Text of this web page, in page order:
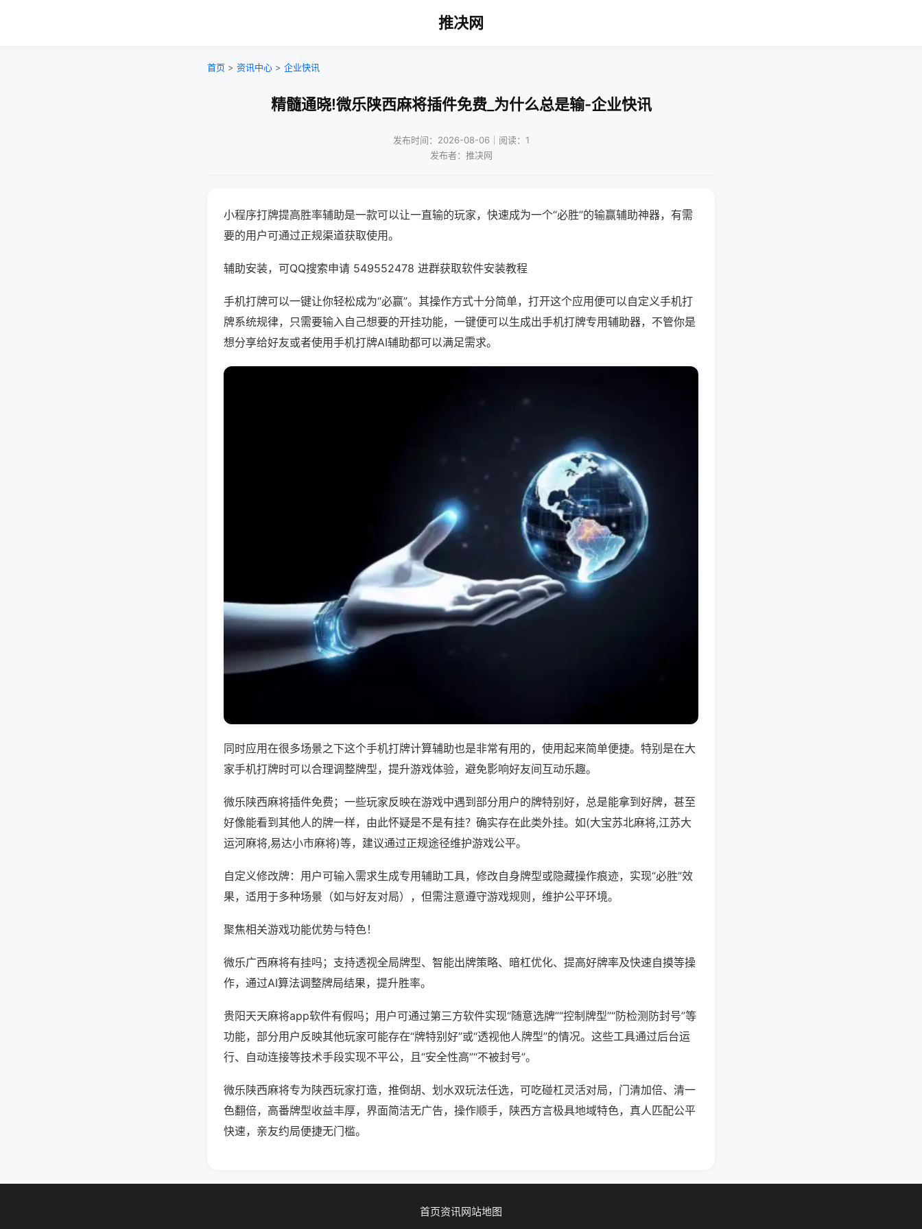
推决网
首页 > 资讯中心 > 企业快讯
精髓通晓!微乐陕西麻将插件免费_为什么总是输-企业快讯
发布时间：2026-08-06｜阅读：1
发布者：推决网
小程序打牌提高胜率辅助是一款可以让一直输的玩家，快速成为一个“必胜”的输赢辅助神器，有需
要的用户可通过正规渠道获取使用。
辅助安装，可QQ搜索申请 549552478 进群获取软件安装教程
手机打牌可以一键让你轻松成为“必赢”。其操作方式十分简单，打开这个应用便可以自定义手机打
牌系统规律，只需要输入自己想要的开挂功能，一键便可以生成出手机打牌专用辅助器，不管你是
想分享给好友或者使用手机打牌AI辅助都可以满足需求。
同时应用在很多场景之下这个手机打牌计算辅助也是非常有用的，使用起来简单便捷。特别是在大
家手机打牌时可以合理调整牌型，提升游戏体验，避免影响好友间互动乐趣。
微乐陕西麻将插件免费；一些玩家反映在游戏中遇到部分用户的牌特别好，总是能拿到好牌，甚至
好像能看到其他人的牌一样，由此怀疑是不是有挂？确实存在此类外挂。如(大宝苏北麻将,江苏大
运河麻将,易达小市麻将)等，建议通过正规途径维护游戏公平。
自定义修改牌：用户可输入需求生成专用辅助工具，修改自身牌型或隐藏操作痕迹，实现“必胜”效
果，适用于多种场景（如与好友对局），但需注意遵守游戏规则，维护公平环境。
聚焦相关游戏功能优势与特色！
微乐广西麻将有挂吗；支持透视全局牌型、智能出牌策略、暗杠优化、提高好牌率及快速自摸等操
作，通过AI算法调整牌局结果，提升胜率。
贵阳天天麻将app软件有假吗；用户可通过第三方软件实现“随意选牌”“控制牌型”“防检测防封号”等
功能，部分用户反映其他玩家可能存在“牌特别好”或“透视他人牌型”的情况。这些工具通过后台运
行、自动连接等技术手段实现不平公，且“安全性高”“不被封号”。
微乐陕西麻将专为陕西玩家打造，推倒胡、划水双玩法任选，可吃碰杠灵活对局，门清加倍、清一
色翻倍，高番牌型收益丰厚，界面简洁无广告，操作顺手，陕西方言极具地域特色，真人匹配公平
快速，亲友约局便捷无门槛。
首页资讯网站地图